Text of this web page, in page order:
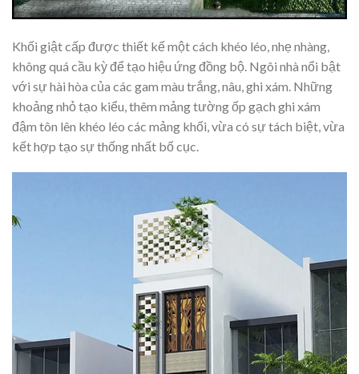
Khối giật cấp được thiết kế một cách khéo léo, nhẹ nhàng,
không quá cầu kỳ để tạo hiệu ứng đồng bộ. Ngôi nhà nổi bật
với sự hài hòa của các gam màu trắng, nâu, ghi xám. Những
khoảng nhỏ tạo kiểu, thêm mảng tường ốp gạch ghi xám
đậm tôn lên khéo léo các mảng khối, vừa có sự tách biệt, vừa
kết hợp tạo sự thống nhất bố cục.